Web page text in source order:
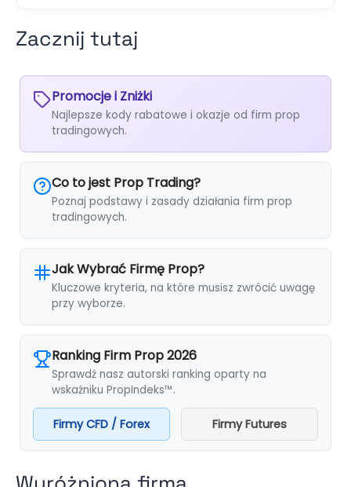
Zacznij tutaj
Promocje i Zniżki
Najlepsze kody rabatowe i okazje od firm prop
tradingowych.
Co to jest Prop Trading?
Poznaj podstawy i zasady działania firm prop
tradingowych.
Jak Wybrać Firmę Prop?
Kluczowe kryteria, na które musisz zwrócić uwagę
przy wyborze.
Ranking Firm Prop 2026
Sprawdź nasz autorski ranking oparty na
wskaźniku PropIndeks™.
Firmy CFD / Forex Firmy Futures